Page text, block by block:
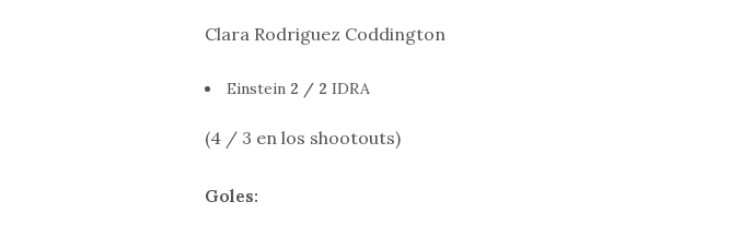
Clara Rodriguez Coddington
Einstein 2 / 2 IDRA
(4 / 3 en los shootouts)
Goles: